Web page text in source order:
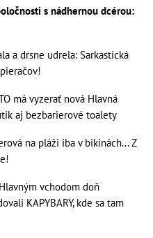
s nádhernou dcérou:
a drsne udrela: Sarkastická
má vyzerať nová Hlavná
aj bezbarierové toalety
na pláži iba v bikinách... Z
vchodom doň
KAPYBARY, kde sa tam